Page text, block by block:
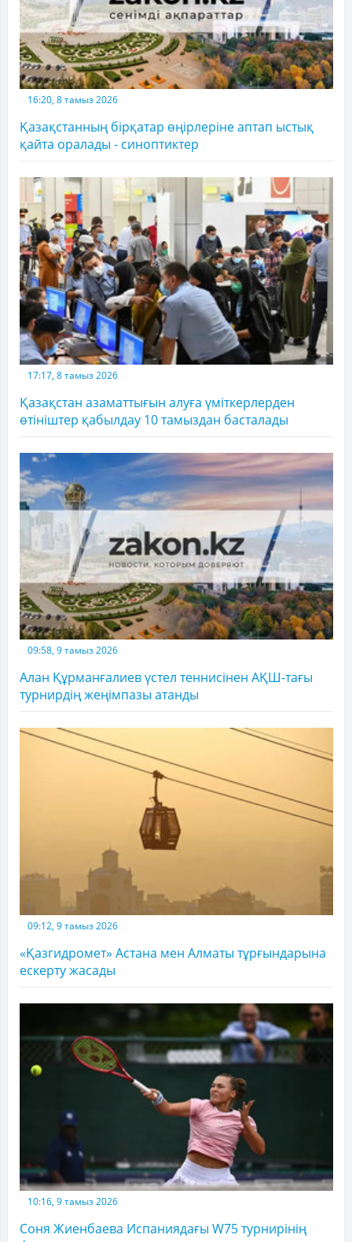
16:20, 8 тамыз 2026
Қазақстанның бірқатар өңірлеріне аптап ыстық
қайта оралады - синоптиктер
17:17, 8 тамыз 2026
Қазақстан азаматтығын алуға үміткерлерден
өтініштер қабылдау 10 тамыздан басталады
09:58, 9 тамыз 2026
Алан Құрманғалиев үстел теннисінен АҚШ-тағы
турнирдің жеңімпазы атанды
09:12, 9 тамыз 2026
«Қазгидромет» Астана мен Алматы тұрғындарына
ескерту жасады
10:16, 9 тамыз 2026
Соня Жиенбаева Испаниядағы W75 турнирінің